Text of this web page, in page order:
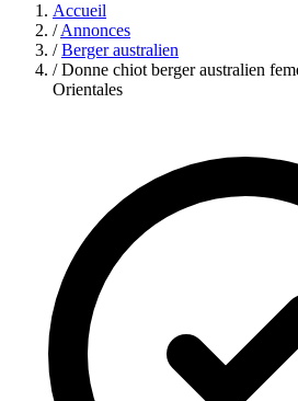
Accueil
/ Annonces
/ Berger australien
/ Donne chiot berger australien
Orientales